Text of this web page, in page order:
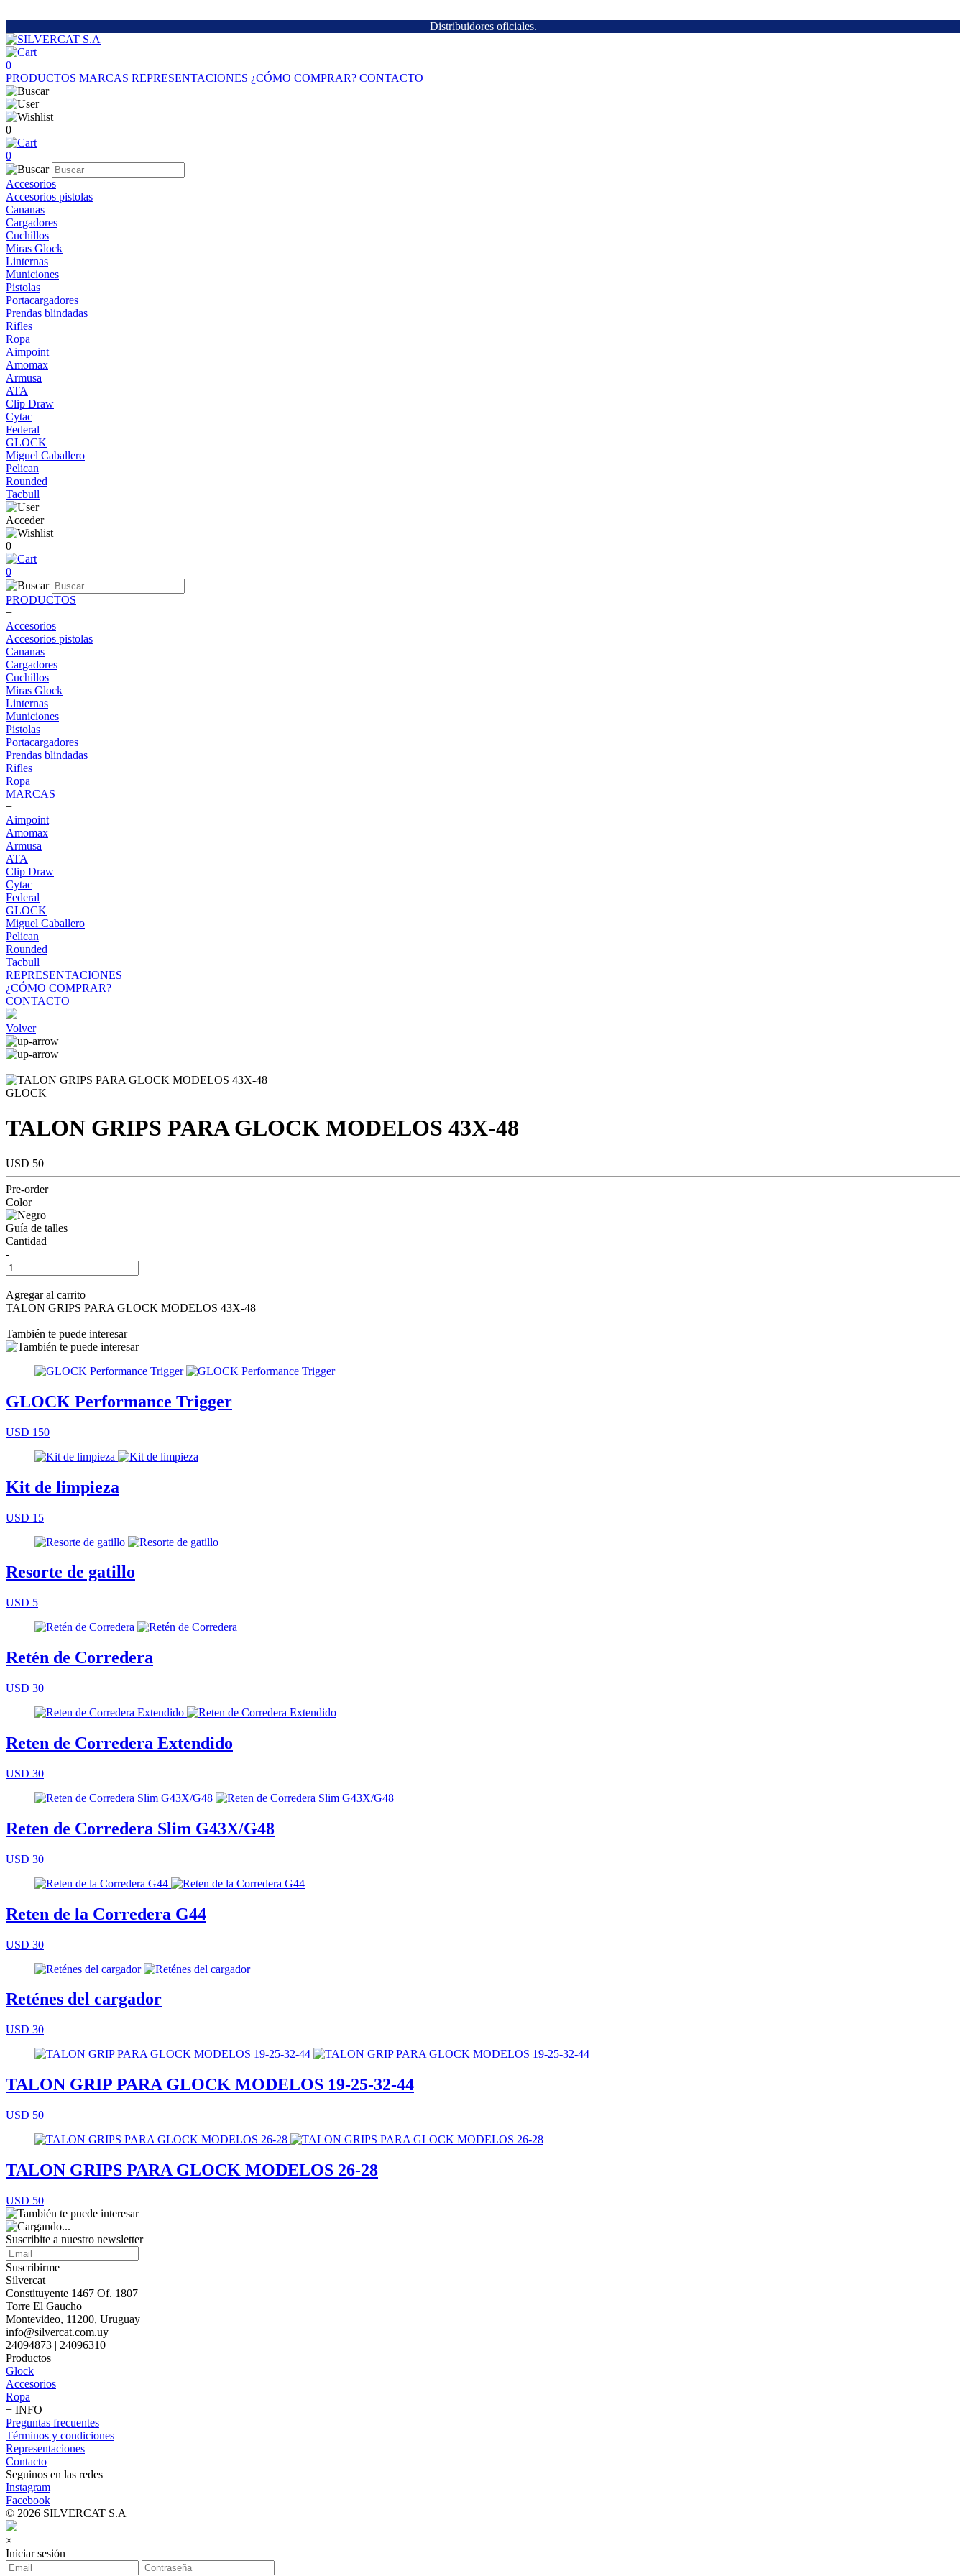
Distribuidores oficiales.
0
PRODUCTOS MARCAS REPRESENTACIONES ¿CÓMO COMPRAR? CONTACTO
0
0
Accesorios
Accesorios pistolas
Cananas
Cargadores
Cuchillos
Miras Glock
Linternas
Municiones
Pistolas
Portacargadores
Prendas blindadas
Rifles
Ropa
Aimpoint
Amomax
Armusa
ATA
Clip Draw
Cytac
Federal
GLOCK
Miguel Caballero
Pelican
Rounded
Tacbull
Acceder
0
0
PRODUCTOS
+
Accesorios
Accesorios pistolas
Cananas
Cargadores
Cuchillos
Miras Glock
Linternas
Municiones
Pistolas
Portacargadores
Prendas blindadas
Rifles
Ropa
MARCAS
+
Aimpoint
Amomax
Armusa
ATA
Clip Draw
Cytac
Federal
GLOCK
Miguel Caballero
Pelican
Rounded
Tacbull
REPRESENTACIONES
¿CÓMO COMPRAR?
CONTACTO
Volver
GLOCK
TALON GRIPS PARA GLOCK MODELOS 43X-48
USD 50
Pre-order
Color
Guía de talles
Cantidad
-
+
Agregar al carrito
TALON GRIPS PARA GLOCK MODELOS 43X-48
También te puede interesar
GLOCK Performance Trigger
USD 150
Kit de limpieza
USD 15
Resorte de gatillo
USD 5
Retén de Corredera
USD 30
Reten de Corredera Extendido
USD 30
Reten de Corredera Slim G43X/G48
USD 30
Reten de la Corredera G44
USD 30
Reténes del cargador
USD 30
TALON GRIP PARA GLOCK MODELOS 19-25-32-44
USD 50
TALON GRIPS PARA GLOCK MODELOS 26-28
USD 50
Suscribite a nuestro newsletter
Suscribirme
Silvercat
Constituyente 1467 Of. 1807
Torre El Gaucho
Montevideo, 11200, Uruguay
info@silvercat.com.uy
24094873 | 24096310
Productos
Glock
Accesorios
Ropa
+ INFO
Preguntas frecuentes
Términos y condiciones
Representaciones
Contacto
Seguinos en las redes
Instagram
Facebook
© 2026 SILVERCAT S.A
×
Iniciar sesión